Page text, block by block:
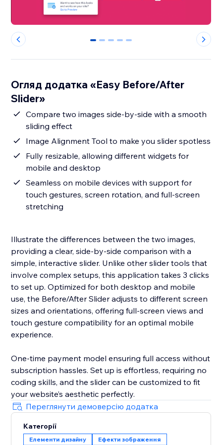
0 1 2 3 4
Огляд додатка «Easy Before/After
Slider»
Compare two images side-by-side with a smooth
sliding effect
Image Alignment Tool to make you slider spotless
Fully resizable, allowing different widgets for
mobile and desktop
Seamless on mobile devices with support for
touch gestures, screen rotation, and full-screen
stretching
Illustrate the differences between the two images,
providing a clear, side-by-side comparison with a
simple, interactive slider. Unlike other slider tools that
involve complex setups, this application takes 3 clicks
to set up. Optimized for both desktop and mobile
use, the Before/After Slider adjusts to different screen
sizes and orientations, offering full-screen views and
touch gesture compatibility for an optimal mobile
experience.
One-time payment model ensuring full access without
subscription hassles. Set up is effortless, requiring no
coding skills, and the slider can be customized to fit
your website’s aesthetic perfectly.
Переглянути демоверсію додатка
Категорії
Елементи дизайну Ефекти зображення